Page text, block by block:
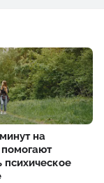
на
психическое